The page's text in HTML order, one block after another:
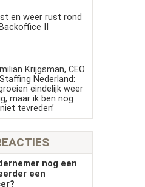
en weer rust rond
II
Krijgsman, CEO
Staffing Nederland:
eindelijk weer
maar ik ben nog
tevreden’
nog een
een